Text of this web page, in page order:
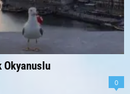
Okyanuslu
0